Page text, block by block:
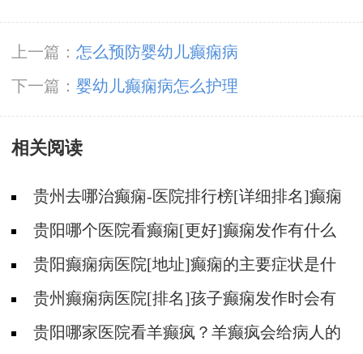
上一篇： 怎么预防婴幼儿癫痫病
下一篇： 婴幼儿癫痫病怎么护理
相关阅读
贵州去哪治癫痫-医院排行榜[详细排名]癫痫
会导致病人精神失常吗?
贵阳哪个医院看癫痫[更好]癫痫发作有什么
症状表现?
贵阳癫痫病医院[地址]癫痫的主要症状是什
么?贵州癫痫病医院[排名]孩子癫痫发作时会有
什么症状?
贵阳哪家医院看羊癫疯？羊癫疯会给病人的